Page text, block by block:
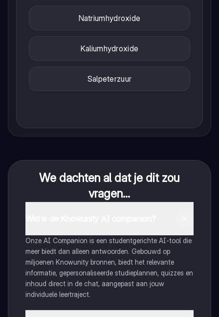
Natriumhydroxide
Kaliumhydroxide
Salpeterzuur
We dachten al dat je dit zou
vragen...
Onze AI Companion is een studentgerichte AI-tool die
meer biedt dan alleen antwoorden. Gebouwd op
miljoenen Knowunity bronnen, biedt het relevante
informatie, gepersonaliseerde studieplannen, quizzes en
inhoud direct in de chat, aangepast aan jouw
individuele leertraject.